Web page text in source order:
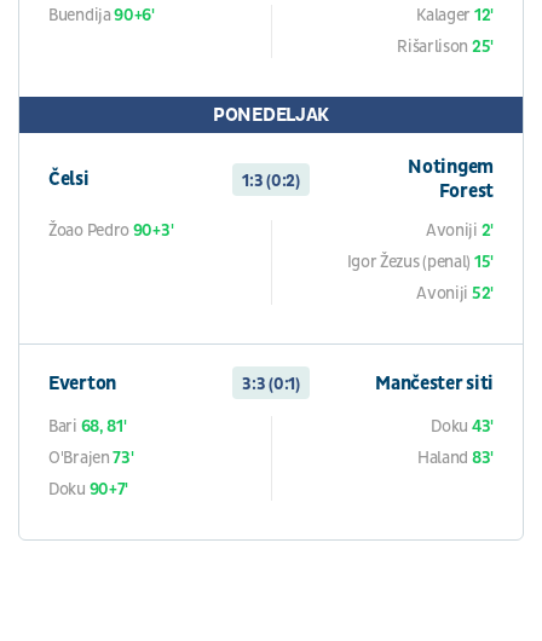
Buendija90+6' Kalager 12'
Rišarlison 25'
PONEDELJAK
Čelsi 1:3 (0:2)
Notingem
Forest
Žoao Pedro90+3' Avoniji 2'
Igor Žezus (penal) 15'
Avoniji 52'
Everton 3:3 (0:1) Mančester siti
Bari 68, 81'
O'Brajen73'
Doku 90+7'
Doku 43'
Haland 83'